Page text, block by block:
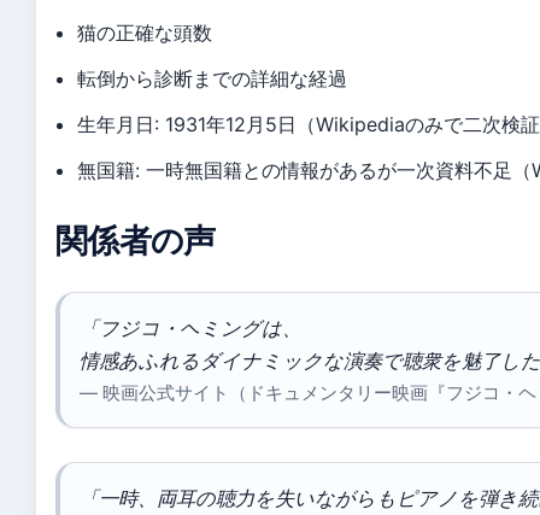
猫の正確な頭数
転倒から診断までの詳細な経過
生年月日: 1931年12月5日（Wikipediaのみで二次検
無国籍: 一時無国籍との情報があるが一次資料不足
関係者の声
「フジコ・ヘミングは、
情感あふれるダイナミックな演奏で聴衆を魅了し
— 映画公式サイト（ドキュメンタリー映画『フジコ・
「一時、両耳の聴力を失いながらもピアノを弾き